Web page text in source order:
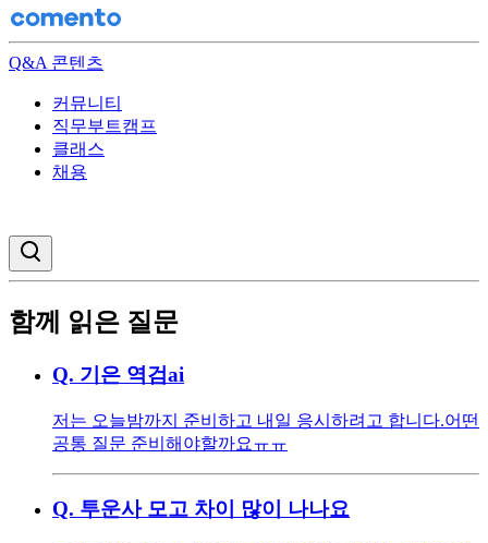
Q&A 콘텐츠
커뮤니티
직무부트캠프
클래스
채용
함께 읽은 질문
Q. 기은 역검ai
저는 오늘밤까지 준비하고 내일 응시하려고 합니다. ​ 어떤
공통 질문 준비해야할까요ㅠㅠ
Q. 투운사 모고 차이 많이 나나요